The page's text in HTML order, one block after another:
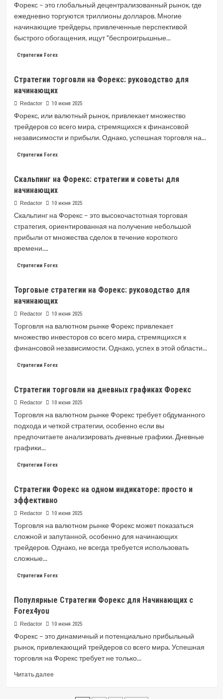
Форекс
Форекс – это глобальный децентрализованный рынок, где
ежедневно торгуются триллионы долларов. Многие
начинающие трейдеры, привлеченные перспективой
быстрого обогащения, ищут "беспроигрышные...
Читать далееRead
Существуют
ли
беспроигрышные
на
Форекс
Стратегии Forex
Стратегии торговли на Форекс: руководство для
начинающих
Redactor 10 июня 2025
Форекс, или валютный рынок, привлекает множество
трейдеров со всего мира, стремящихся к финансовой
независимости и прибыли. Однако, успешная торговля на...
Читать далееRead
Стратегии
торговли
на
руководство
для
начинающих
Стратегии Forex
Скальпинг на Форекс: стратегии и советы для
начинающих
Redactor 10 июня 2025
Скальпинг на Форекс – это высокочастотная торговая
стратегия, ориентированная на получение небольшой
прибыли от множества сделок в течение короткого
времени....
Читать далееRead
Скальпинг
на
Форекс:
и
советы
для
Стратегии Forex
Торговые стратегии на Форекс: руководство для
начинающих
Redactor 10 июня 2025
Торговля на валютном рынке Форекс привлекает
множество инвесторов со всего мира, стремящихся к
финансовой независимости. Однако, успех в этой области...
Читать далееRead
Торговые
стратегии
Форекс:
руководство
для
Стратегии Forex
Стратегии торговли на дневных графиках Форекс
Redactor 10 июня 2025
Торговля на валютном рынке Форекс требует обдуманного
подхода и четкой стратегии, особенно если вы
предпочитаете анализировать дневные графики. Дневные
графики...
Читать далееRead
Стратегии
торговли
на
графиках
Форекс
Стратегии Forex
Стратегии Форекс на одном индикаторе: просто и
эффективно
Redactor 10 июня 2025
Торговля на валютном рынке Форекс может показаться
сложной и запутанной, особенно для начинающих
трейдеров. Однако, не всегда требуется использовать
сложные...
Читать далееRead
Стратегии
на
индикаторе:
просто
и
Стратегии Forex
Популярные Стратегии Форекс для Начинающих с
Forex4you
Redactor 10 июня 2025
Форекс – это динамичный и потенциально прибыльный
рынок, привлекающий трейдеров со всего мира. Успешная
торговля на Форекс требует не только...
Читать далееRead